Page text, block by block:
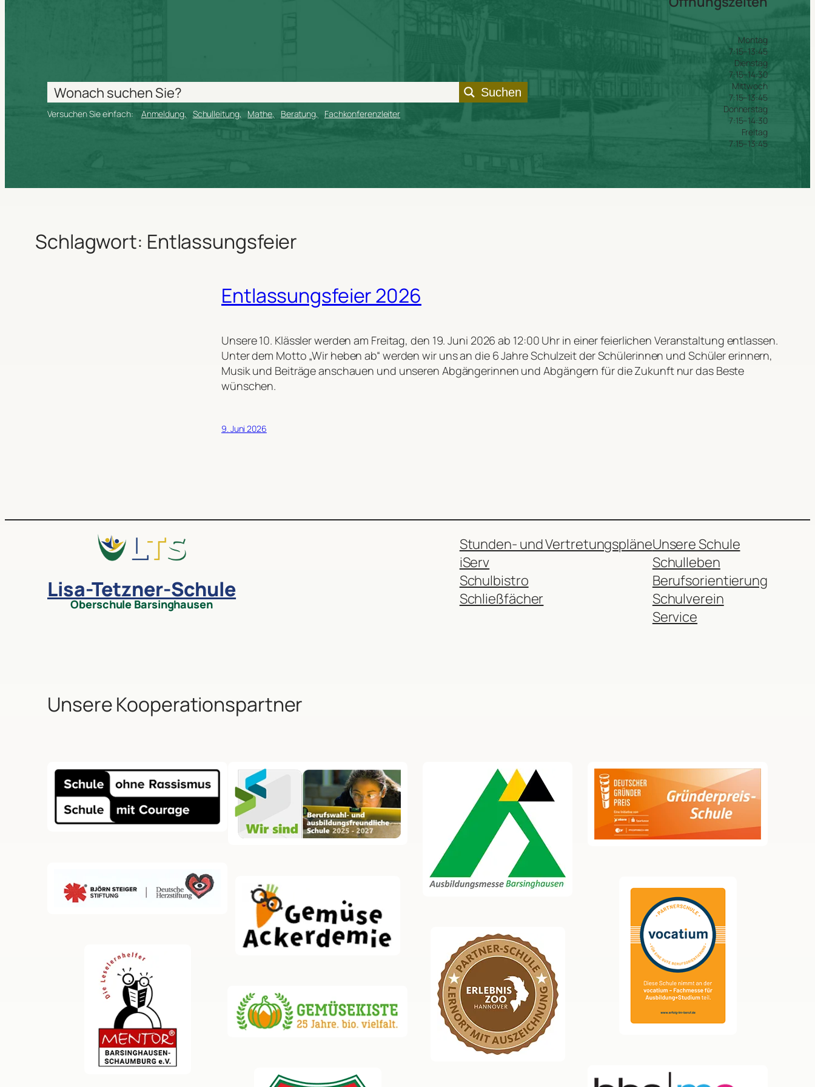
Suchen
Versuchen Sie einfach: Anmeldung Schulleitung Mathe Beratung Fachkonferenzleiter
Montag
7:15–13:45
Dienstag
7:15–14:30
Mittwoch
7:15–13:45
Donnerstag
7:15–14:30
Freitag
7:15–13:45
Schlagwort: Entlassungsfeier
Entlassungsfeier 2026
Unsere 10. Klässler werden am Freitag, den 19. Juni 2026 ab 12:00 Uhr in einer feierlichen Veranstaltung entlassen.
Unter dem Motto „Wir heben ab“ werden wir uns an die 6 Jahre Schulzeit der Schülerinnen und Schüler erinnern,
Musik und Beiträge anschauen und unseren Abgängerinnen und Abgängern für die Zukunft nur das Beste
wünschen.
9. Juni 2026
Lisa-Tetzner-Schule
Oberschule Barsinghausen
Stunden- und Vertretungspläne
iServ
Schulbistro
Schließfächer
Unsere Schule
Schulleben
Berufsorientierung
Schulverein
Service
Unsere Kooperationspartner